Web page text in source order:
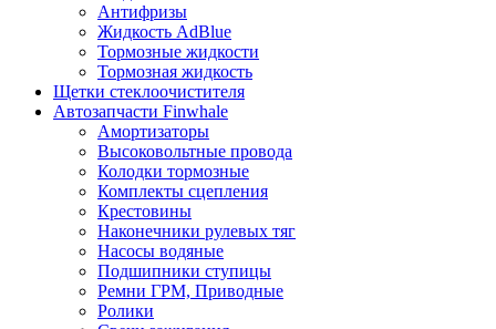
Антифризы
Жидкость AdBlue
Тормозные жидкости
Тормозная жидкость
Щетки стеклоочистителя
Автозапчасти Finwhale
Амортизаторы
Высоковольтные провода
Колодки тормозные
Комплекты сцепления
Крестовины
Наконечники рулевых тяг
Насосы водяные
Подшипники ступицы
Ремни ГРМ, Приводные
Ролики